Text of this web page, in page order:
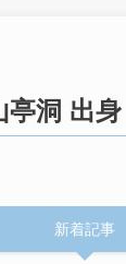
亭洞 出身
新着記事